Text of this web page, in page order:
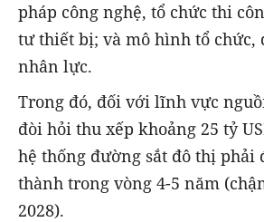
pháp công nghệ, tổ chức thi
tư thiết bị; và mô hình tổ chức,
nhân lực.
Trong đó, đối với lĩnh vực
đòi hỏi thu xếp khoảng 25 tỷ
hệ thống đường sắt đô thị phải
thành trong vòng 4-5 năm
2028).